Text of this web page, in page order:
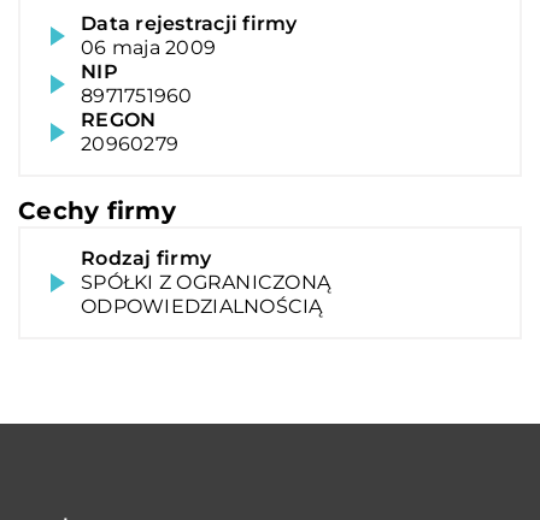
Data rejestracji firmy
06 maja 2009
NIP
8971751960
REGON
20960279
Cechy firmy
Rodzaj firmy
SPÓŁKI Z OGRANICZONĄ
ODPOWIEDZIALNOŚCIĄ